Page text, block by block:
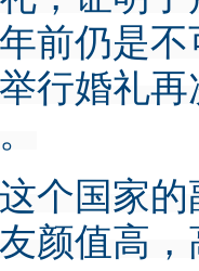
前仍是
行婚礼
个国家
颜值高